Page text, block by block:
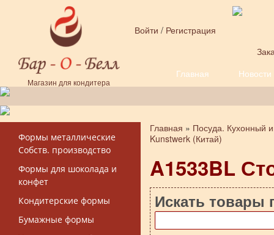
Перейти к основному содержанию
Магазин для кондитера
Войти / Регистрация
Главная
Новости
Форма поиска
Формы металлические
Собств. производство
Формы для шоколада и
конфет
Кондитерские формы
Бумажные формы
Вы здесь
Главная » Посуда. Кухонный
Kunstwerk (Китай)
A1533BL
Искать товары